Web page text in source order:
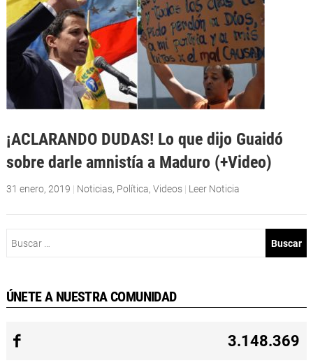
¡ACLARANDO DUDAS! Lo que dijo Guaidó
sobre darle amnistía a Maduro (+Video)
31 enero, 2019 | Noticias, Política, Videos | Leer Noticia
ÚNETE A NUESTRA COMUNIDAD
3.148.369